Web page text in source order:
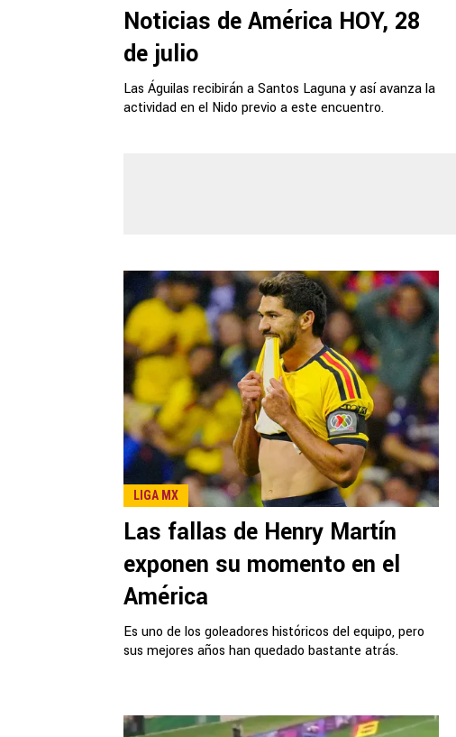
Noticias de América HOY, 28
de julio
Las Águilas recibirán a Santos Laguna y así avanza la
actividad en el Nido previo a este encuentro.
LIGA MX
Las fallas de Henry Martín
exponen su momento en el
América
Es uno de los goleadores históricos del equipo, pero
sus mejores años han quedado bastante atrás.